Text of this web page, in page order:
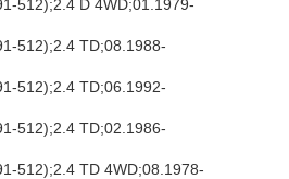
512);2.4 D 4WD;01.1979-
512);2.4 TD;08.1988-
512);2.4 TD;06.1992-
512);2.4 TD;02.1986-
512);2.4 TD 4WD;08.1978-